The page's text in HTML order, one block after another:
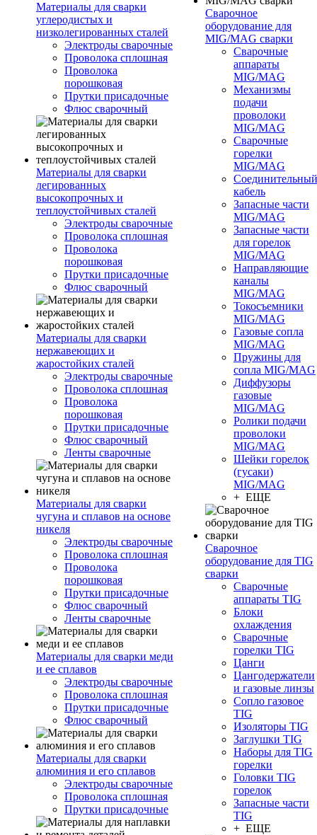
Материалы для сварки
углеродистых и
низколегированных сталей
Электроды сварочные
Проволока сплошная
Проволока
порошковая
Прутки присадочные
Флюс сварочный
Материалы для сварки
легированных
высокопрочных и
теплоустойчивых сталей
Электроды сварочные
Проволока сплошная
Проволока
порошковая
Прутки присадочные
Флюс сварочный
Материалы для сварки
нержавеющих и
жаростойких сталей
Электроды сварочные
Проволока сплошная
Проволока
порошковая
Прутки присадочные
Флюс сварочный
Ленты сварочные
Материалы для сварки
чугуна и сплавов на основе
никеля
Электроды сварочные
Проволока сплошная
Проволока
порошковая
Прутки присадочные
Флюс сварочный
Ленты сварочные
Материалы для сварки меди
и ее сплавов
Электроды сварочные
Проволока сплошная
Прутки присадочные
Флюс сварочный
Материалы для сварки
алюминия и его сплавов
Электроды сварочные
Проволока сплошная
Прутки присадочные
Сварочное
оборудование для
MIG/MAG сварки
Сварочные
аппараты
MIG/MAG
Механизмы
подачи
проволоки
MIG/MAG
Сварочные
горелки
MIG/MAG
Соединительный
кабель
Запасные части
MIG/MAG
Запасные части
для горелок
MIG/MAG
Направляющие
каналы
MIG/MAG
Токосъемники
MIG/MAG
Газовые сопла
MIG/MAG
Пружины для
сопла MIG/MAG
Диффузоры
газовые
MIG/MAG
Ролики подачи
проволоки
MIG/MAG
Шейки горелок
(гусаки)
MIG/MAG
+ ЕЩЕ
Сварочное
оборудование для TIG
сварки
Сварочные
аппараты TIG
Блоки
охлаждения
Сварочные
горелки TIG
Цанги
Цангодержатели
и газовые линзы
Сопло газовое
TIG
Изоляторы TIG
Заглушки TIG
Наборы для TIG
горелки
Головки TIG
горелок
Запасные части
TIG
+ ЕЩЕ